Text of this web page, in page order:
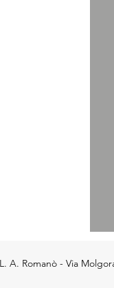
Romanò - Via Molgora